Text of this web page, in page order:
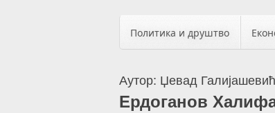
Политика и друштво
Аутор: Џевад Галијашевић
Ердоганов